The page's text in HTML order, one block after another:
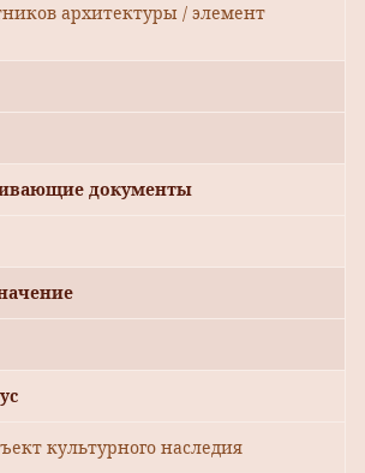
архитектуры / элемент
документы
культурного наследия